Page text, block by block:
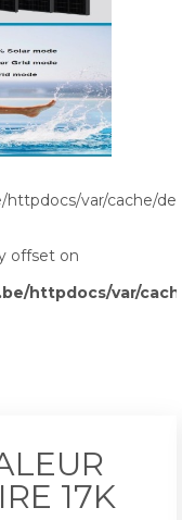
var/cache/
offset on
httpdocs/var/
17K